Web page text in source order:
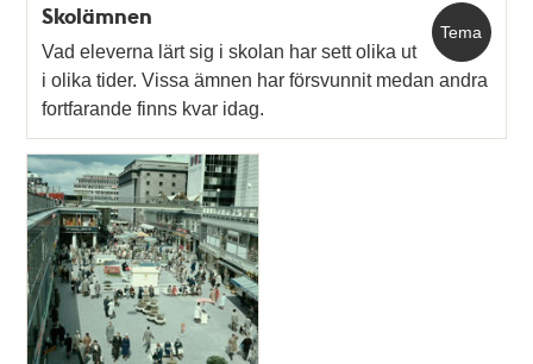
Tema
Skolämnen
Vad eleverna lärt sig i skolan har sett olika ut
i olika tider. Vissa ämnen har försvunnit medan andra
fortfarande finns kvar idag.